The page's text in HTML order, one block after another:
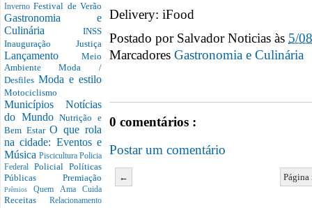
InvernoFestival de Verão
Gastronomia e
Culinária INSS
Inauguração Justiça
Lançamento Meio
AmbienteModa /
Desfiles Moda e estilo
Motociclismo
Municípios Notícias
do MundoNutrição e
Bem EstarO que rola
na cidade: Eventos e
Música Piscicultura Policia
Federal Policial Políticas
Públicas Premiação
PrêmiosQuem Ama Cuida
Receitas Relacionamento
Delivery: iFood
Postado por Salvador Noticias às 5/
Marcadores Gastronomia e Culinária
0 comentários :
Postar um comentário
←